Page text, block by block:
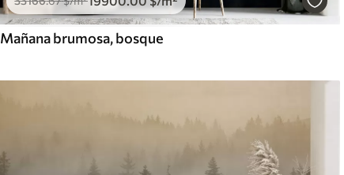
Mañana brumosa, bosque